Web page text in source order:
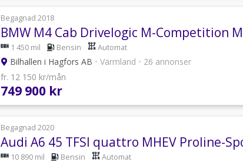
Begagnad 2018
BMW M4 Cab Drivelogic M-Competition
1 450 mil Bensin Automat
Bilhallen i Hagfors AB • Värmland • 26 annonser
fr. 12 150 kr/mån
749 900 kr
Begagnad 2020
Audi A6 45 TFSI quattro MHEV Proline-
10 890 mil Bensin Automat